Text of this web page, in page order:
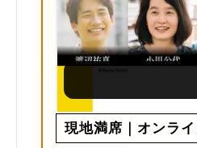
現地満席｜オンラ